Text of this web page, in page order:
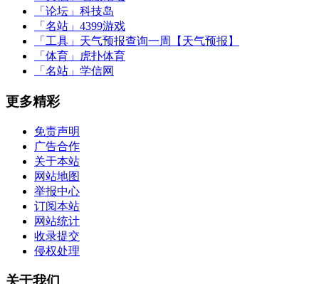
「论坛」 科技岛
「名站」 4399游戏
「工具」 天气预报查询一周【天气预报】
「体育」
虎扑体育
「名站」 学信网
更多精彩
免责声明
广告合作
关于本站
网站地图
举报中心
订阅本站
网站统计
收录提交
侵权处理